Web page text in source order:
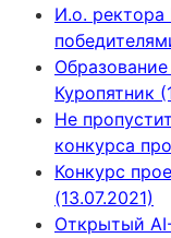
И.о.
Куропятник
Не
конкурса
Конкурс
(13.07.2021)
Открытый